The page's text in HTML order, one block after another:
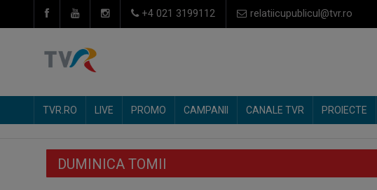
+4 021 3199112 relatiicupublicul@tvr.ro
TVR.RO LIVE PROMO CAMPANII CANALE TVR PROIECTE
DUMINICA TOMII